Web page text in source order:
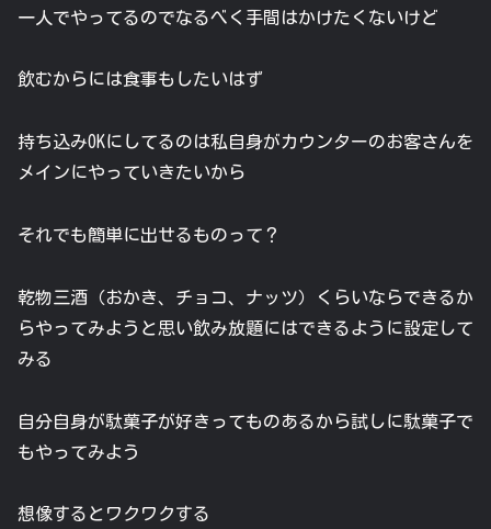
一人でやってるのでなるべく手間はかけたくないけど
飲むからには食事もしたいはず
持ち込みOKにしてるのは私自身がカウンターのお客さんを
メインにやっていきたいから
それでも簡単に出せるものって？
乾物三酒（おかき、チョコ、ナッツ）くらいならできるか
らやってみようと思い飲み放題にはできるように設定して
みる
自分自身が駄菓子が好きってものあるから試しに駄菓子で
もやってみよう
想像するとワクワクする